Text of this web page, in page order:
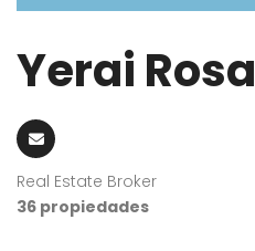
Yerai Rosa
Real Estate Broker
36 propiedades